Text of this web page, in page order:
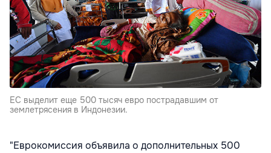
ЕС выделит еще 500 тысяч евро пострадавшим от
землетрясения в Индонезии.
"Еврокомиссия объявила о дополнительных 500